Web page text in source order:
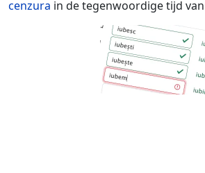
cenzura in de tegenwoordige tijd